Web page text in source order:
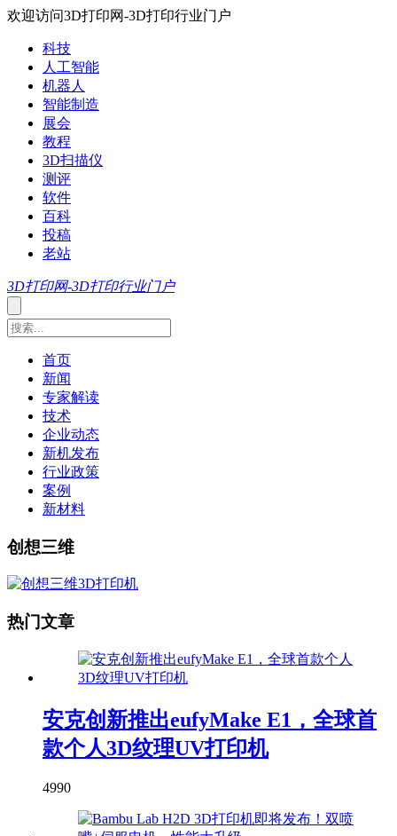
欢迎访问3D打印网-3D打印行业门户
科技
人工智能
机器人
智能制造
展会
教程
3D扫描仪
测评
软件
百科
投稿
老站
3D打印网-3D打印行业门户
首页
新闻
专家解读
技术
企业动态
新机发布
行业政策
案例
新材料
创想三维
热门文章
安克创新推出eufyMake E1，全球首
款个人3D纹理UV打印机
4990